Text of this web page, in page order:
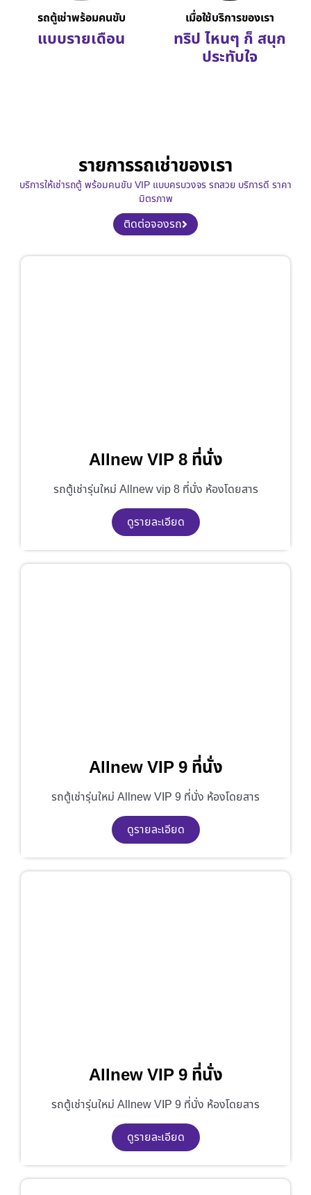
รถตู้เช่าพร้อมคนขับ
แบบรายเดือน
เมื่อใช้บริการของเรา
ทริป ไหนๆ ก็ สนุก
ประทับใจ
รายการรถเช่าของเรา
บริการให้เช่ารถตู้ พร้อมคนขับ VIP แบบครบวงจร รถสวย บริการดี ราคา
มิตรภาพ
ติดต่อจองรถ
Allnew VIP 8 ที่นั่ง
รถตู้เช่ารุ่นใหม่ Allnew vip 8 ที่นั่ง ห้องโดยสาร
ดูรายละเอียด
Allnew VIP 9 ที่นั่ง
รถตู้เช่ารุ่นใหม่ Allnew VIP 9 ที่นั่ง ห้องโดยสาร
ดูรายละเอียด
Allnew VIP 9 ที่นั่ง
รถตู้เช่ารุ่นใหม่ Allnew VIP 9 ที่นั่ง ห้องโดยสาร
ดูรายละเอียด